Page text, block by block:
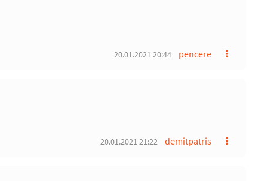
pencere
20.01.2021 20:44
demitpatris
20.01.2021 21:22